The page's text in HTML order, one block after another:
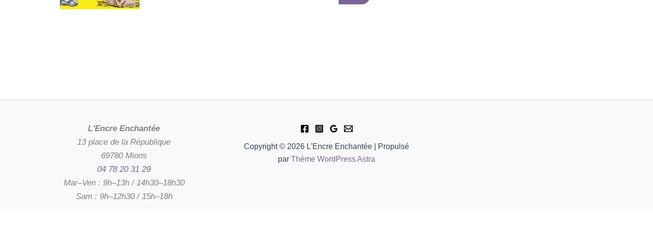
L'Encre Enchantée
13 place de la République
69780 Mions
04 78 20 31 29
Mar–Ven : 9h–13h / 14h30–18h30
Sam : 9h–12h30 / 15h–18h
Copyright © 2026 L'Encre Enchantée | Propulsé
par Thème WordPress Astra